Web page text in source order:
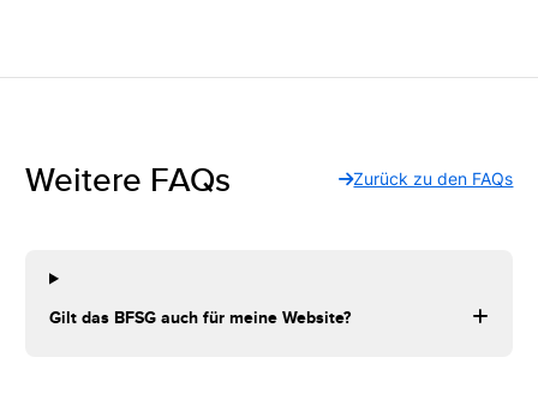
Weitere FAQs Zurück zu den FAQs
Gilt das BFSG auch für meine Website?